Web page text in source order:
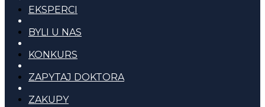
EKSPERCI
BYLI U NAS
KONKURS
ZAPYTAJ DOKTORA
ZAKUPY